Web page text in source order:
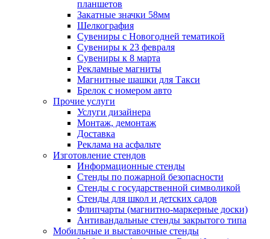
планшетов
Закатные значки 58мм
Шелкография
Сувениры с Новогодней тематикой
Сувениры к 23 февраля
Сувениры к 8 марта
Рекламные магниты
Магнитные шашки для Такси
Брелок с номером авто
Прочие услуги
Услуги дизайнера
Монтаж, демонтаж
Доставка
Реклама на асфальте
Изготовление стендов
Информационные стенды
Стенды по пожарной безопасности
Стенды с государственной символикой
Стенды для школ и детских садов
Флипчарты (магнитно-маркерные доски)
Антивандальные стенды закрытого типа
Мобильные и выставочные стенды